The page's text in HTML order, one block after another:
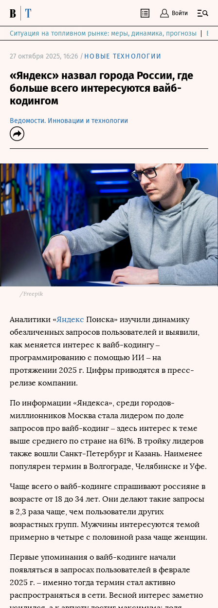
Войти
Ситуация на топливном рынке: меры, динамика, прогнозы
27 октября 2025, 16:26 / НОВЫЕ ТЕХНОЛОГИИ
«Яндекс» назвал города России, где
больше всего интересуются вайб-
кодингом
Ведомости. Инновации и технологии
/Freepik
Аналитики «Яндекс Поиска» изучили динамику
обезличенных запросов пользователей и выявили,
как меняется интерес к вайб-кодингу –
программированию с помощью ИИ – на
протяжении 2025 г. Цифры приводятся в пресс-
релизе компании.
По информации «Яндекса», среди городов-
миллионников Москва стала лидером по доле
запросов про вайб-кодинг – здесь интерес к теме
выше среднего по стране на 61%. В тройку лидеров
также вошли Санкт-Петербург и Казань. Наименее
популярен термин в Волгограде, Челябинске и Уфе.
Чаще всего о вайб-кодинге спрашивают россияне в
возрасте от 18 до 34 лет. Они делают такие запросы
в 2,3 раза чаще, чем пользователи других
возрастных групп. Мужчины интересуются темой
примерно в четыре с половиной раза чаще женщин.
Первые упоминания о вайб-кодинге начали
появляться в запросах пользователей в феврале
2025 г. – именно тогда термин стал активно
распространяться в сети. Весной интерес заметно